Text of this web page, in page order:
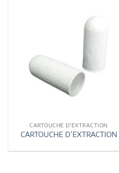
CARTOUCHE D'EXTRACTION
CARTOUCHE D’EXTRACTION